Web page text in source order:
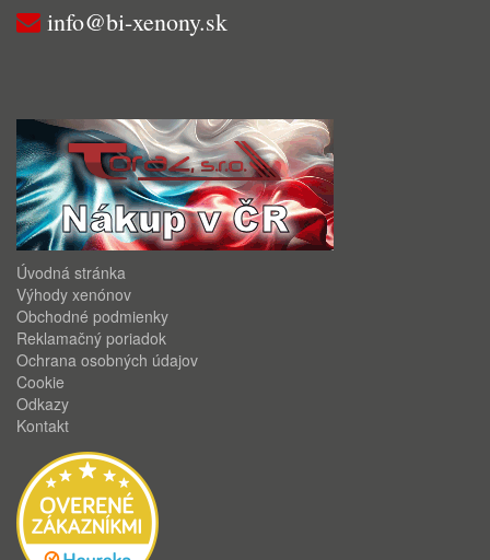
info@bi-xenony.sk
Úvodná stránka
Výhody xenónov
Obchodné podmienky
Reklamačný poriadok
Ochrana osobných údajov
Cookie
Odkazy
Kontakt